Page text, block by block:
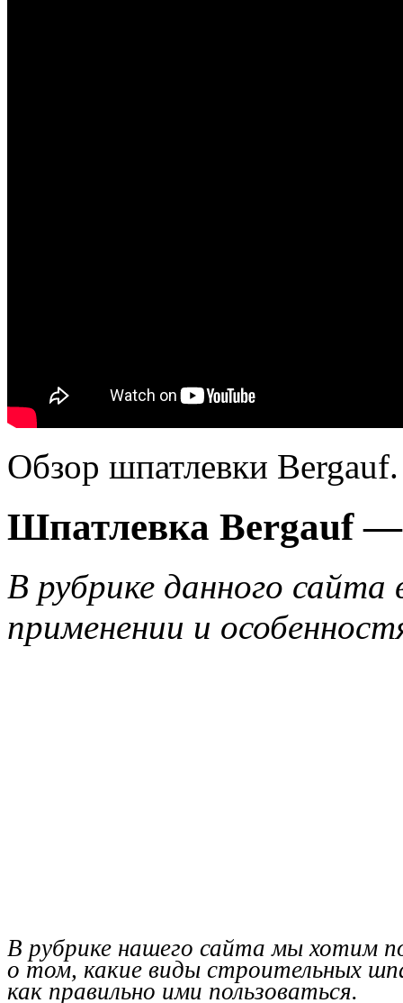
Обзор шпатлевки Bergauf.
Шпатлевка Bergauf —
В рубрике данного сайта
применении и
В рубрике нашего сайта мы хотим
о том, какие виды строительных
как правильно ими пользоваться.